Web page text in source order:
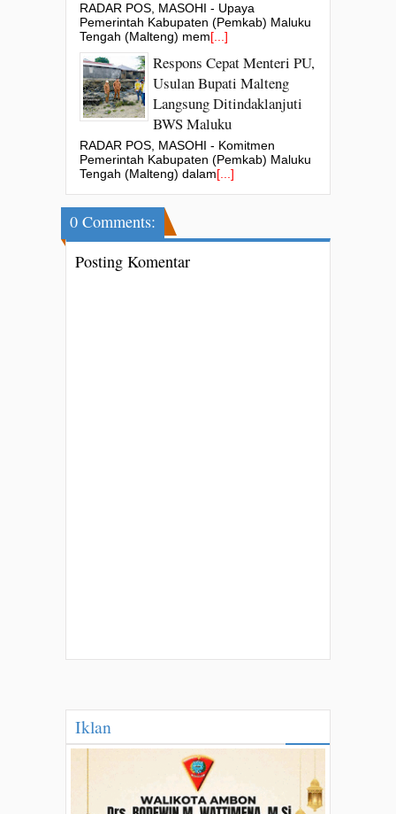
RADAR POS, MASOHI - Upaya
Pemerintah Kabupaten (Pemkab) Maluku
Tengah (Malteng) mem[...]
Respons Cepat Menteri PU,
Usulan Bupati Malteng
Langsung Ditindaklanjuti
BWS Maluku
RADAR POS, MASOHI - Komitmen
Pemerintah Kabupaten (Pemkab) Maluku
Tengah (Malteng) dalam[...]
0 Comments:
Posting Komentar
Iklan